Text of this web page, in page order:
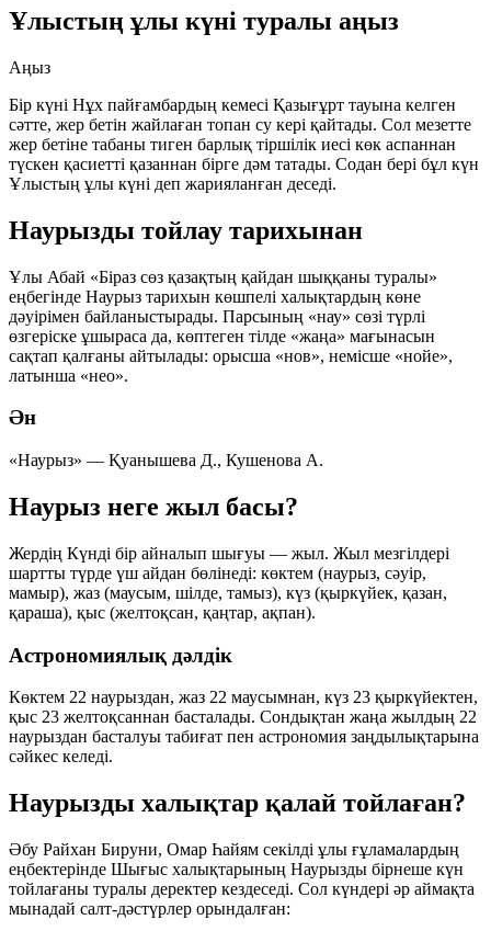
Ұлыстың ұлы күні туралы аңыз
Аңыз
Бір күні Нұх пайғамбардың кемесі Қазығұрт тауына келген
сәтте, жер бетін жайлаған топан су кері қайтады. Сол мезетте
жер бетіне табаны тиген барлық тіршілік иесі көк аспаннан
түскен қасиетті қазаннан бірге дәм татады. Содан бері бұл күн
Ұлыстың ұлы күні деп жарияланған деседі.
Наурызды тойлау тарихынан
Ұлы Абай «Біраз сөз қазақтың қайдан шыққаны туралы»
еңбегінде Наурыз тарихын көшпелі халықтардың көне
дәуірімен байланыстырады. Парсының «нау» сөзі түрлі
өзгеріске ұшыраса да, көптеген тілде «жаңа» мағынасын
сақтап қалғаны айтылады: орысша «нов», немісше «нойе»,
латынша «нео».
Ән
«Наурыз» — Қуанышева Д., Кушенова А.
Наурыз неге жыл басы?
Жердің Күнді бір айналып шығуы — жыл. Жыл мезгілдері
шартты түрде үш айдан бөлінеді: көктем (наурыз, сәуір,
мамыр), жаз (маусым, шілде, тамыз), күз (қыркүйек, қазан,
қараша), қыс (желтоқсан, қаңтар, ақпан).
Астрономиялық дәлдік
Көктем 22 наурыздан, жаз 22 маусымнан, күз 23 қыркүйектен,
қыс 23 желтоқсаннан басталады. Сондықтан жаңа жылдың 22
наурыздан басталуы табиғат пен астрономия заңдылықтарына
сәйкес келеді.
Наурызды халықтар қалай тойлаған?
Әбу Райхан Бируни, Омар Һайям секілді ұлы ғұламалардың
еңбектерінде Шығыс халықтарының Наурызды бірнеше күн
тойлағаны туралы деректер кездеседі. Сол күндері әр аймақта
мынадай салт-дәстүрлер орындалған: